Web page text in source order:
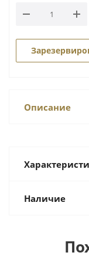
Описание
Наличие